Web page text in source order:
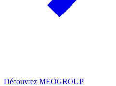
Découvrez MEOGROUP